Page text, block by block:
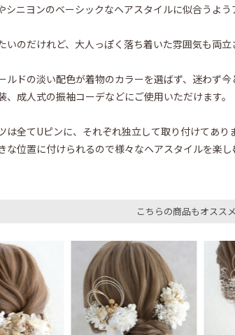
シニヨンのベーシックなヘアスタイルに似合うよう
いのだけれど、大人っぽく落ち着いた雰囲気も両立
ドの淡い配色が着物のカラーを選ばず、迷わず今
、成人式の振袖コーデなどにご使用いただけます。
全てUピンに、それぞれ独立して取り付けてありま
位置に付けられるので様々なヘアスタイルを楽し
こちらの商品もオスス